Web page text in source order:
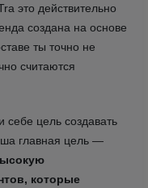
это действительно
создана на основе
ты точно не
считаются
себе цель создавать
главная цель —
которые